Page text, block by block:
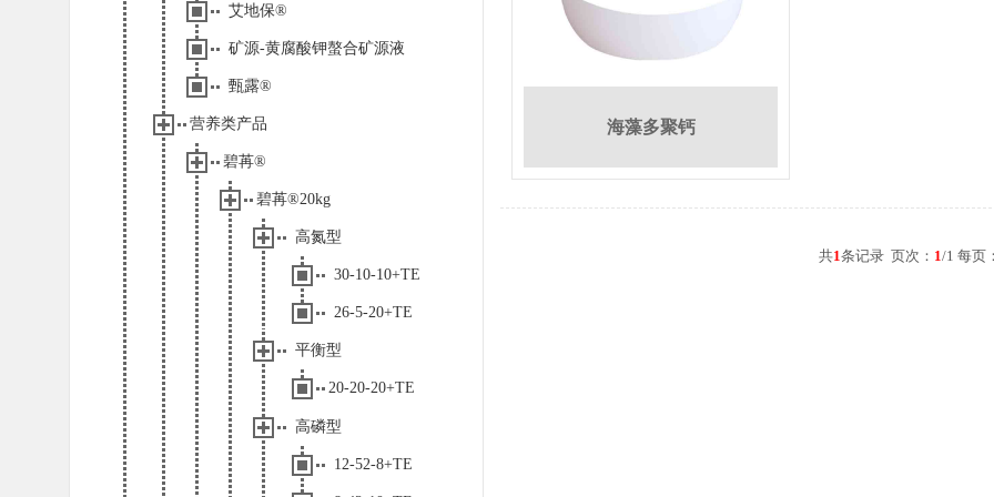
艾地保®
矿源-黄腐酸钾螯合矿源液
甄露®
营养类产品
碧苒®
碧苒®20kg
高氮型
30-10-10+TE
26-5-20+TE
平衡型
20-20-20+TE
高磷型
12-52-8+TE
海藻多聚钙
共1条记录 页次： 1/1 每页：